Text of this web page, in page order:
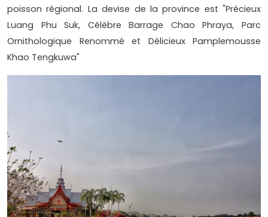
poisson régional. La devise de la province est "Précieux
Luang Phu Suk, Célèbre Barrage Chao Phraya, Parc
Ornithologique Renommé et Délicieux Pamplemousse
Khao Tengkuwa"